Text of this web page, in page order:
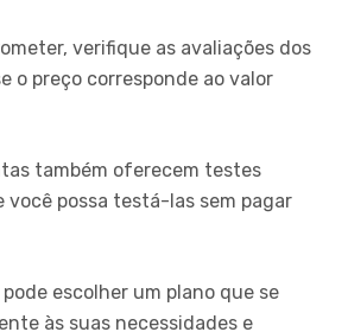
verifique as avaliações dos
o preço corresponde ao valor
também oferecem testes
você possa testá-las sem pagar
escolher um plano que se
às suas necessidades e